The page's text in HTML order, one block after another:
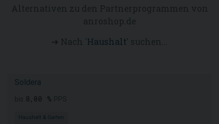
Haushalt
Soldera
8,00 %
Haushalt & Garten